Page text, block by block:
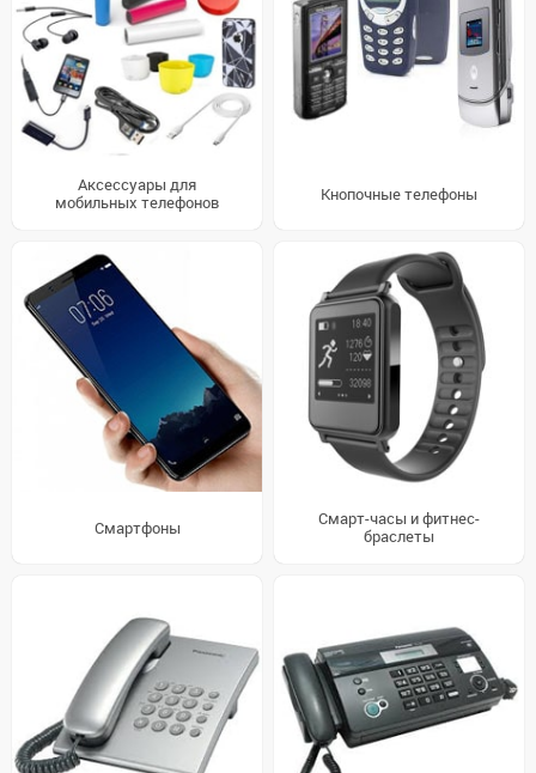
Аксессуары для
мобильных телефонов
Кнопочные телефоны
Смартфоны
Смарт-часы и фитнес-
браслеты